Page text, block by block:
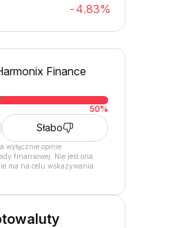
-4.83%
Finance
50%
Słabo
wyłącznie opinie
finansowej. Nie jest ona
ma na celu wskazywania